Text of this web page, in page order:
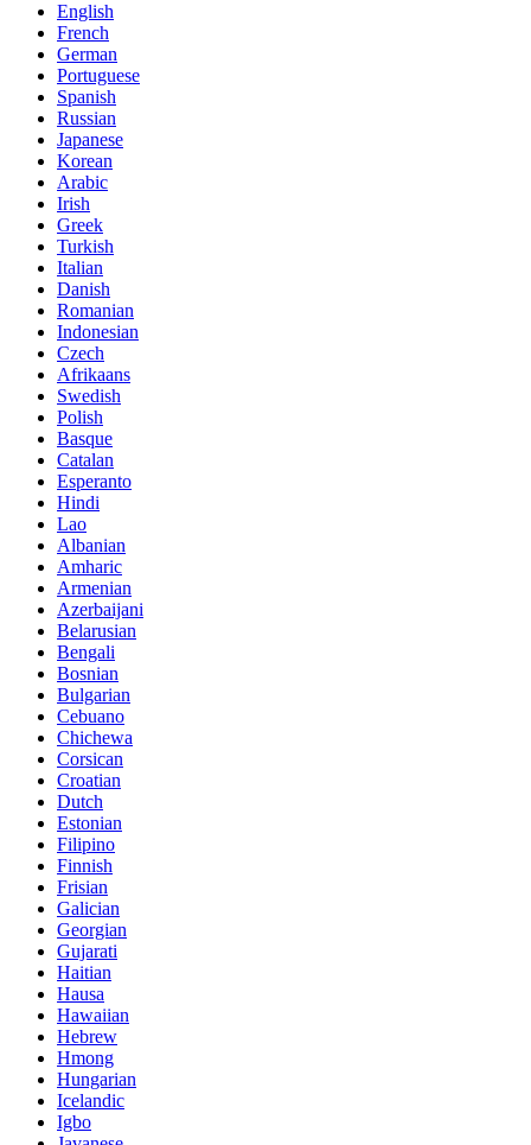
English
French
German
Portuguese
Spanish
Russian
Japanese
Korean
Arabic
Irish
Greek
Turkish
Italian
Danish
Romanian
Indonesian
Czech
Afrikaans
Swedish
Polish
Basque
Catalan
Esperanto
Hindi
Lao
Albanian
Amharic
Armenian
Azerbaijani
Belarusian
Bengali
Bosnian
Bulgarian
Cebuano
Chichewa
Corsican
Croatian
Dutch
Estonian
Filipino
Finnish
Frisian
Galician
Georgian
Gujarati
Haitian
Hausa
Hawaiian
Hebrew
Hmong
Hungarian
Icelandic
Igbo